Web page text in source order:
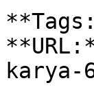
karya-